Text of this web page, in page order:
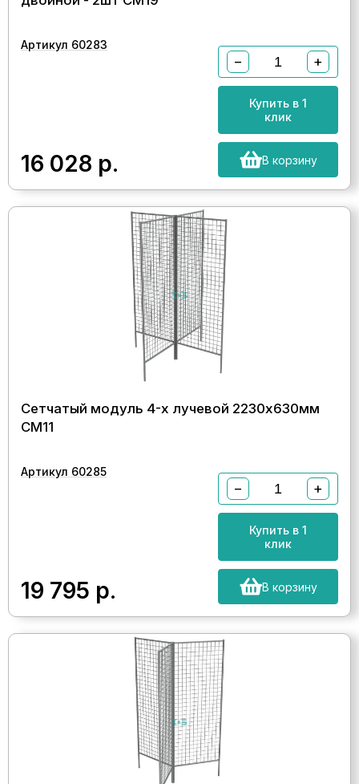
Артикул 60283
16 028 р.
− +
Купить в 1
клик
В корзину
Сетчатый модуль 4-х лучевой 2230х630мм
СМ11
Артикул 60285
19 795 р.
− +
Купить в 1
клик
В корзину